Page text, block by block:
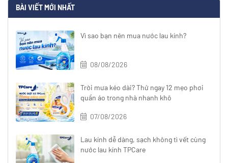
BÀI VIẾT MỚI NHẤT
Vì sao bạn nên mua nước lau kính?
08/08/2026
Trời mưa kéo dài? Thử ngay 12 mẹo phơi
quần áo trong nhà nhanh khô
07/08/2026
Lau kính dễ dàng, sạch không tì vết cùng
nước lau kính TPCare